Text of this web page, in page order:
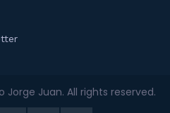
Jorge Juan. All rights reserved.